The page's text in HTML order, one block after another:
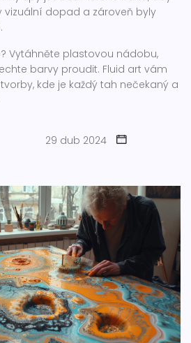
vizuální dopad a zároveň byly
Vytáhněte plastovou nádobu,
barvy proudit. Fluid art vám
kde je každý tah nečekaný a
29 dub 2024